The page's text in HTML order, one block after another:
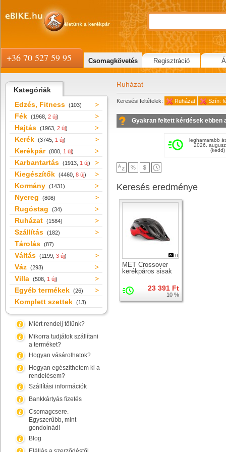
Kategóriák
Edzés, Fitness (103)
Fék (1968, 2 új)
Hajtás (1963, 2 új)
Kerék (3745, 1 új)
Kerékpár (800, 1 új)
Karbantartás (1913, 1 új)
Kiegészítők (4460, 8 új)
Kormány (1431)
Nyereg (808)
Rugóstag (34)
Ruházat (1584)
Szállítás (182)
Tárolás (87)
Váltás (1199, 3 új)
Váz (293)
Villa (508, 1 új)
Egyéb termékek (26)
Komplett szettek (13)
Miért rendelj tőlünk?
Mikorra tudjátok szállítani
a terméket?
Hogyan vásárolhatok?
Hogyan egészíthetem ki a
rendelésem?
Szállítási információk
Bankkártyás fizetés
Csomagcsere.
Egyszerűbb, mint
gondolnád!
Blog
Ruházat
Keresési feltételek: Ruházat Szín:
Gyakran feltett kérdések ebben
leghamarabb
2026.
(kedd)
Keresés eredménye
10
MET Crossover
kerékpáros sisak
23 391 Ft
10 %
+36 70 527 59 95 Csomagkövetés Regisztráció